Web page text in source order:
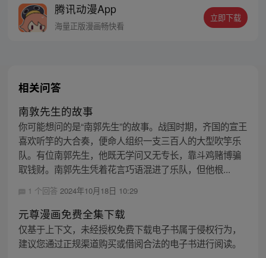
（群号码：93277487）已满，欢迎加入中国
惊奇先生粉丝娱乐二群，群号码：
腾讯动漫App
海量正版漫画畅快看
立即下载
相关问答
南敦先生的故事
你可能想问的是“南郭先生”的故事。战国时期，齐国的宣王
喜欢听竽的大合奏，便命人组织一支三百人的大型吹竽乐
队。有位南郭先生，他既无学问又无专长，靠斗鸡赌博骗
取钱财。南郭先生凭着花言巧语混进了乐队，但他根...
1 个回答 2024年10月18日 10:29
元尊漫画免费全集下载
仅基于上下文，未经授权免费下载电子书属于侵权行为，
建议您通过正规渠道购买或借阅合法的电子书进行阅读。